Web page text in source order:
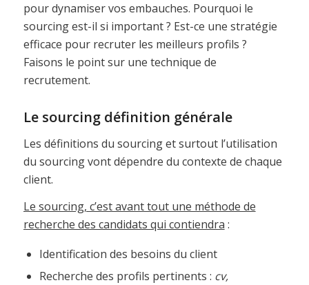
pour dynamiser vos embauches. Pourquoi le
sourcing est-il si important ? Est-ce une stratégie
efficace pour recruter les meilleurs profils ?
Faisons le point sur une technique de
recrutement.
Le sourcing définition générale
Les définitions du sourcing et surtout l’utilisation
du sourcing vont dépendre du contexte de chaque
client.
Le sourcing, c’est avant tout une méthode de
recherche des candidats qui contiendra :
Identification des besoins du client
Recherche des profils pertinents : cv,